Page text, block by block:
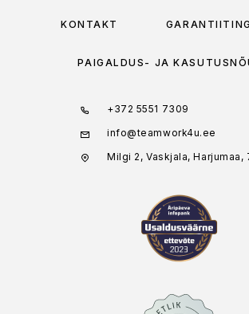
KONTAKT
PAIGALDUS- JA
+372 5551 7309
info@teamwork4u.ee
Milgi 2, Vaskjala, Harjumaa,